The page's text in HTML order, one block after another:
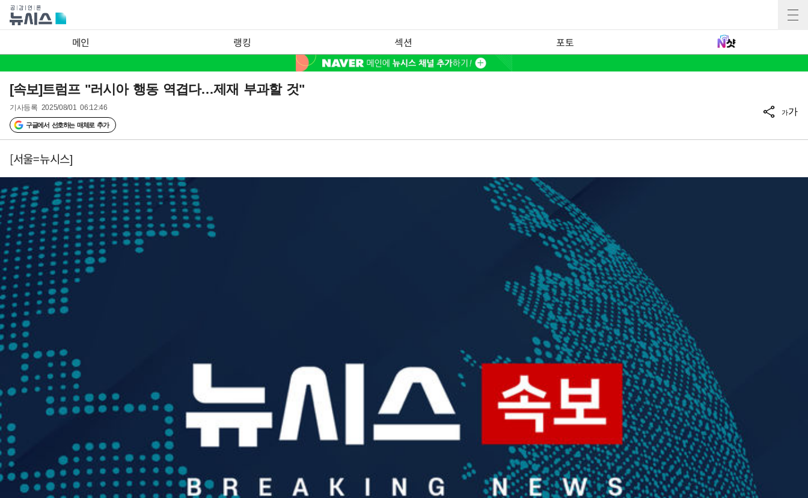
메인 랭킹 섹션 포토
[속보]트럼프 "러시아 행동 역겹다…제재 부과할 것"
기사등록 2025/08/01 06:12:46
구글에서 선호하는 매체로 추가
가가
[서울=뉴시스]